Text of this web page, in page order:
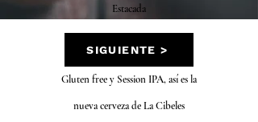
Estacada
SIGUIENTE >
Gluten free y Session IPA, así es la
nueva cerveza de La Cibeles